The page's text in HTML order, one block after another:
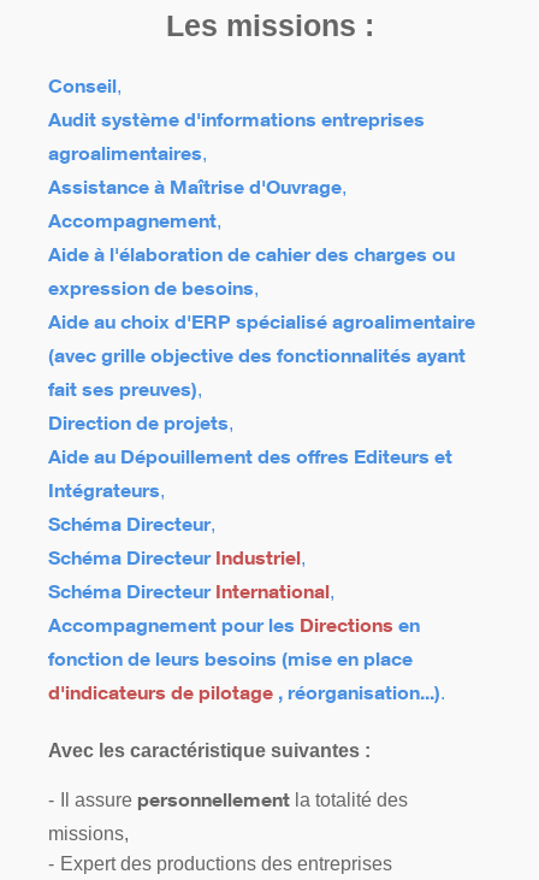
Les missions :
Conseil,
Audit système d'informations entreprises
agroalimentaires,
Assistance à Maîtrise d'Ouvrage,
Accompagnement,
Aide à l'élaboration de cahier des charges ou
expression de besoins,
Aide au choix d'ERP spécialisé agroalimentaire
(avec grille objective des fonctionnalités ayant
fait ses preuves),
Direction de projets,
Aide au Dépouillement des offres Editeurs et
Intégrateurs,
Schéma Directeur,
Schéma Directeur Industriel,
Schéma Directeur International,
Accompagnement pour les Directions en
fonction de leurs besoins (mise en place
d'indicateurs de pilotage , réorganisation...).
Avec les caractéristique suivantes :
Il assure personnellement la totalité des
missions,
Expert des productions des entreprises